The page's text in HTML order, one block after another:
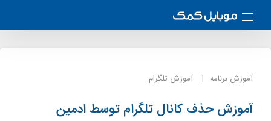
آموزش برنامه آموزش تلگرام
آموزش حذف کانال تلگرام توسط ادمین